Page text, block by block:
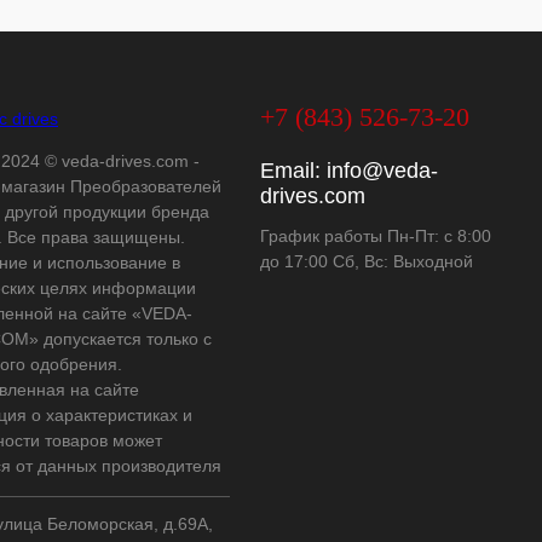
© veda-drives.com -
Преобразователей
другой продукции бренда
Все права защищены.
и использование в
целях информации
на сайте «VEDA-
допускается только с
одобрения.
на сайте
о характеристиках и
товаров может
от данных производителя
Беломорская, д.69А,
+7 (843) 526-73-20
Email: info@veda-
drives.com
График работы Пн-Пт: с 8:00
до 17:00 Сб, Вс: Выходной